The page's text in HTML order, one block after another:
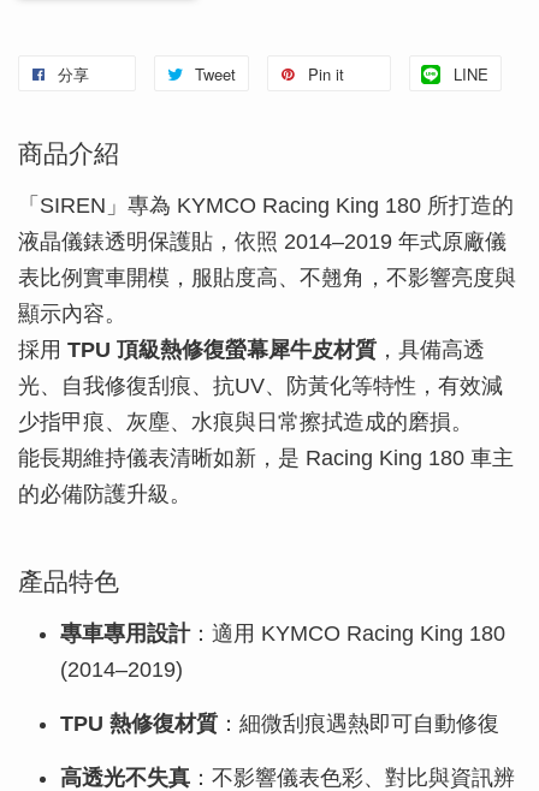
分享 Tweet Pin it LINE
商品介紹
「SIREN」專為 KYMCO Racing King 180 所打造的
液晶儀錶透明保護貼，依照 2014–2019 年式原廠儀
表比例實車開模，服貼度高、不翹角，不影響亮度與
顯示內容。
採用 TPU 頂級熱修復螢幕犀牛皮材質 ，具備高透
光、自我修復刮痕、抗UV、防黃化等特性，有效減
少指甲痕、灰塵、水痕與日常擦拭造成的磨損。
能長期維持儀表清晰如新，是 Racing King 180 車主
的必備防護升級。
產品特色
專車專用設計：適用 KYMCO Racing King 180
(2014–2019)
TPU 熱修復材質 ：細微刮痕遇熱即可自動修復
高透光不失真 ：不影響儀表色彩、對比與資訊辨